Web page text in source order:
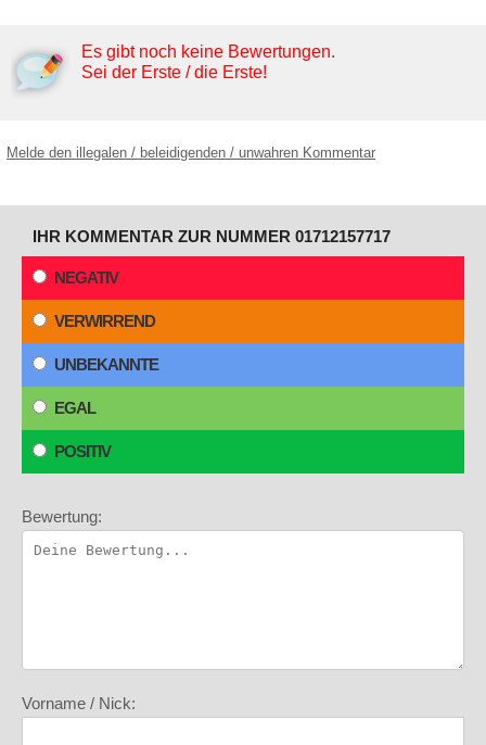
Es gibt noch keine Bewertungen.
Sei der Erste / die Erste!
Melde den illegalen / beleidigenden / unwahren Kommentar
IHR KOMMENTAR ZUR NUMMER 01712157717
NEGATIV
VERWIRREND
UNBEKANNTE
EGAL
POSITIV
Bewertung:
Vorname / Nick: